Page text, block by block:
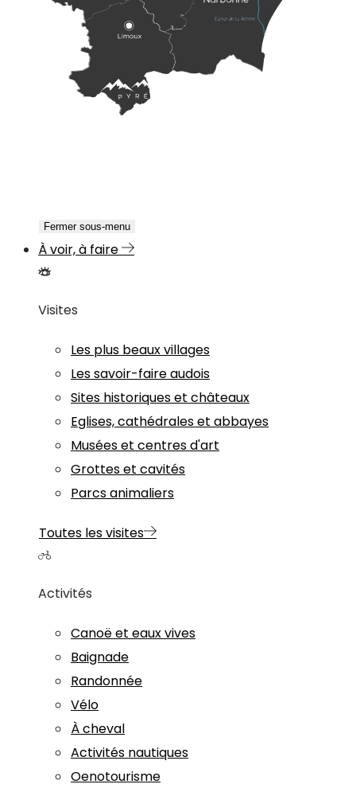
Fermer sous-menu
À voir, à faire
Visites
Les plus beaux villages
Les savoir-faire audois
Sites historiques et châteaux
Eglises, cathédrales et abbayes
Musées et centres d'art
Grottes et cavités
Parcs animaliers
Toutes les visites
Activités
Canoë et eaux vives
Baignade
Randonnée
Vélo
À cheval
Activités nautiques
Oenotourisme